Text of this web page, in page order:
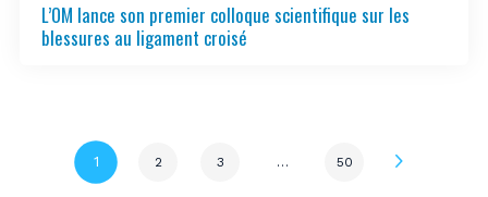
L’OM lance son premier colloque scientifique sur les
blessures au ligament croisé
1 2 3 … 50